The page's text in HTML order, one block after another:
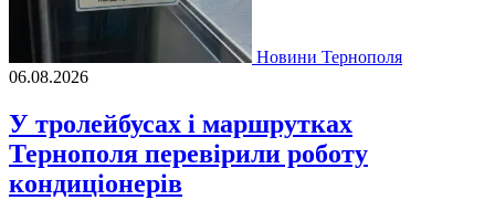
Новини Тернополя
06.08.2026
У тролейбусах і маршрутках
Тернополя перевірили роботу
кондиціонерів